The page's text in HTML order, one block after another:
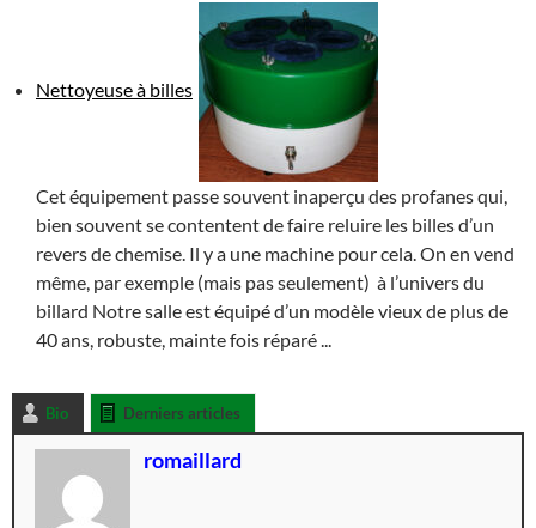
Nettoyeuse à billes
Cet équipement passe souvent inaperçu des profanes qui,
bien souvent se contentent de faire reluire les billes d’un
revers de chemise. Il y a une machine pour cela. On en vend
même, par exemple (mais pas seulement) à l’univers du
billard Notre salle est équipé d’un modèle vieux de plus de
40 ans, robuste, mainte fois réparé ...
Bio Derniers articles
romaillard